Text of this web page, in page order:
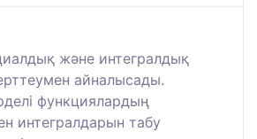
және интегралдық
айналысады.
функциялардың
интегралдарын табу